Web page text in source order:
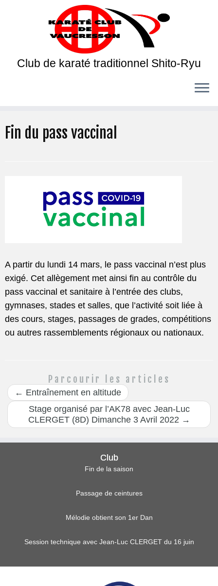
Club de karaté traditionnel Shito-Ryu
Fin du pass vaccinal
A partir du lundi 14 mars, le pass vaccinal n’est plus
exigé. Cet allègement met ainsi fin au contrôle du
pass vaccinal et sanitaire à l’entrée des clubs,
gymnases, stades et salles, que l’activité soit liée à
des cours, stages, passages de grades, compétitions
ou autres rassemblements régionaux ou nationaux.
Parcourir les articles
← Entraînement en altitude
Stage organisé par l’AK78 avec Jean-Luc
CLERGET (8D) Dimanche 3 Avril 2022 →
Club
Fin de la saison
Passage de ceintures
Mélodie obtient son 1er Dan
Session technique avec Jean-Luc CLERGET du 16 juin